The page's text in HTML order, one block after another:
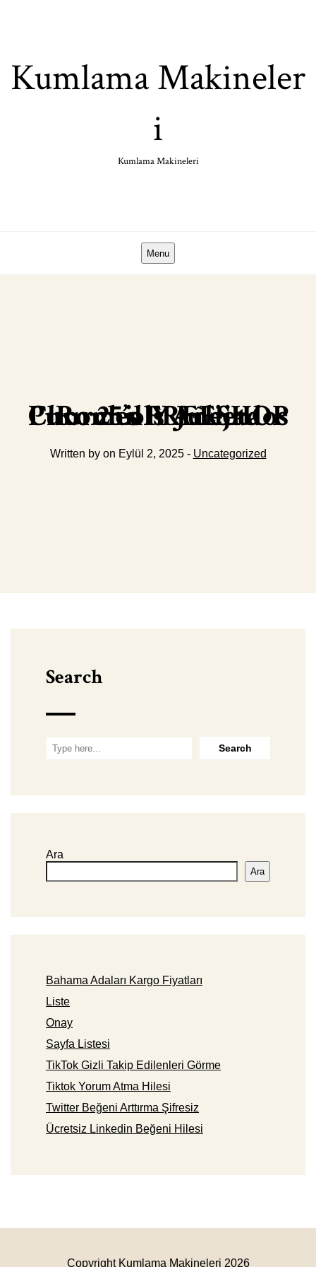
Kumlama Makineler
i
Kumlama Makineleri
Menu
Romeo Y Julieta Churchills Añejados Puro 25’s FREESHOP
Written by on Eylül 2, 2025 - Uncategorized
Search
Ara
Ara
Bahama Adaları Kargo Fiyatları
Liste
Onay
Sayfa Listesi
TikTok Gizli Takip Edilenleri Görme
Tiktok Yorum Atma Hilesi
Twitter Beğeni Arttırma Şifresiz
Ücretsiz Linkedin Beğeni Hilesi
Copyright Kumlama Makineleri 2026